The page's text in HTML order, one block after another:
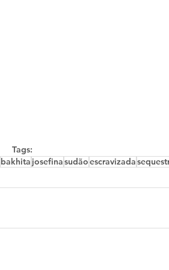
Tags:
bakhita josefinasudãoescravizada